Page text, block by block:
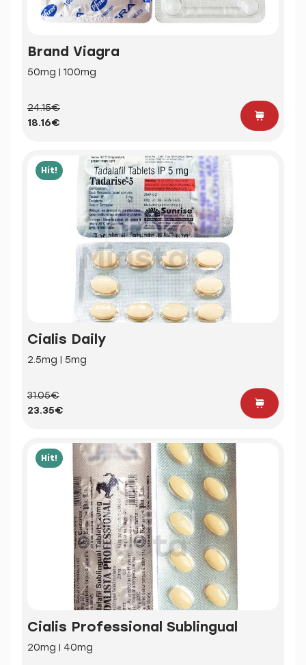
Brand Viagra
50mg | 100mg
24.15€
18.16€
Hit!
Cialis Daily
2.5mg | 5mg
31.05€
23.35€
Hit!
Cialis Professional Sublingual
20mg | 40mg